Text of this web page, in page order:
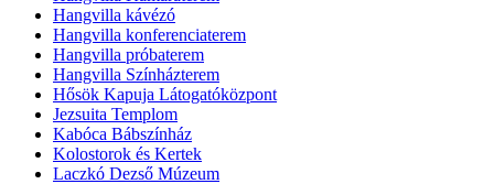
Hangvilla kávézó
Hangvilla konferenciaterem
Hangvilla próbaterem
Hangvilla Színházterem
Hősök Kapuja Látogatóközpont
Jezsuita Templom
Kabóca Bábszínház
Kolostorok és Kertek
Laczkó Dezső Múzeum